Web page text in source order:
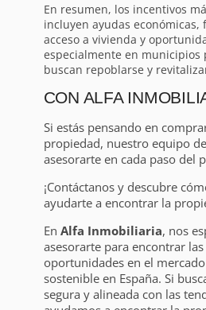
En resumen, los incentivos
incluyen ayudas económicas,
acceso a vivienda y
especialmente en municipios
buscan repoblarse y
CON ALFA
Si estás pensando en
propiedad, nuestro equipo
asesorarte en cada paso del
¡Contáctanos y descubre
ayudarte a encontrar la
En Alfa Inmobiliaria, nos
asesorarte para encontrar
oportunidades en el
sostenible en España. Si
segura y alineada con las